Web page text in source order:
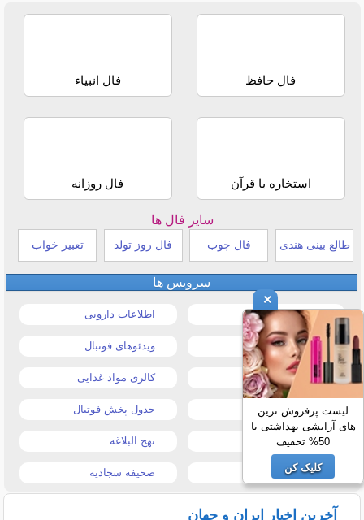
فال حافظ فال انبیاء
استخاره با قرآن فال روزانه
سایر فال ها
طالع بینی هندی فال چوب فال روز تولد تعبیر خواب
سرویس ها
قیمت خودرو اطلاعات دارویی
قیمت طلا و سکه ویدئوهای فوتبال
قیمت دلار کالری مواد غذایی
قیمت موبایل جدول پخش فوتبال
قیمت تبلت نهج البلاغه
تیتر روزنامه ها صحیفه سجادیه
آخرین اخبار ایران و جهان
×
لیست پرفروش ترین
های آرایشی بهداشتی با
50% تخفیف
کلیک کن